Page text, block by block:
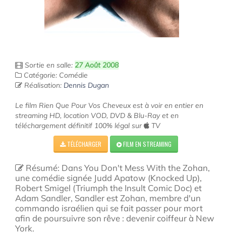
Sortie en salle: 27 Août 2008
Catégorie: Comédie
Réalisation: Dennis Dugan
Le film Rien Que Pour Vos Cheveux est à voir en entier en
streaming HD, location VOD, DVD & Blu-Ray et en
téléchargement définitif 100% légal sur
TV
TÉLÉCHARGER FILM EN STREAMING
Résumé: Dans You Don't Mess With the Zohan,
une comédie signée Judd Apatow (Knocked Up),
Robert Smigel (Triumph the Insult Comic Doc) et
Adam Sandler, Sandler est Zohan, membre d'un
commando israélien qui se fait passer pour mort
afin de poursuivre son rêve : devenir coiffeur à New
York.